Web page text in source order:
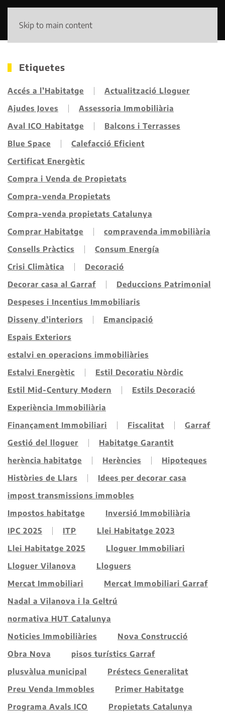
Skip to main content
Etiquetes
Accés a l’Habitatge
Actualització Lloguer
Ajudes Joves
Assessoria Immobiliària
Aval ICO Habitatge
Balcons i Terrasses
Blue Space
Calefacció Eficient
Certificat Energètic
Compra i Venda de Propietats
Compra-venda Propietats
Compra-venda propietats Catalunya
Comprar Habitatge
compravenda immobiliària
Consells Pràctics
Consum Energía
Crisi Climàtica
Decoració
Decorar casa al Garraf
Deduccions Patrimonial
Despeses i Incentius Immobiliaris
Disseny d’interiors
Emancipació
Espais Exteriors
estalvi en operacions immobiliàries
Estalvi Energètic
Estil Decoratiu Nòrdic
Estil Mid-Century Modern
Estils Decoració
Experiència Immobiliària
Finançament Immobiliari
Fiscalitat
Garraf
Gestió del lloguer
Habitatge Garantit
herència habitatge
Herències
Hipoteques
Històries de Llars
Idees per decorar casa
impost transmissions immobles
Impostos habitatge
Inversió Immobiliària
IPC 2025
ITP
Llei Habitatge 2023
Llei Habitatge 2025
Lloguer Immobiliari
Lloguer Vilanova
Lloguers
Mercat Immobiliari
Mercat Immobiliari Garraf
Nadal a Vilanova i la Geltrú
normativa HUT Catalunya
Noticies Immobiliàries
Nova Construcció
Obra Nova
pisos turístics Garraf
plusvàlua municipal
Préstecs Generalitat
Preu Venda Immobles
Primer Habitatge
Programa Avals ICO
Propietats Catalunya